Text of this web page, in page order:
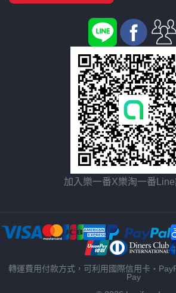
加入樂一番X樂淘一番
轉運費用付款方式，可利用國際信用卡・
Pay